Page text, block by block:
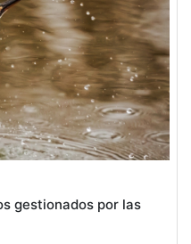
gestionados por las